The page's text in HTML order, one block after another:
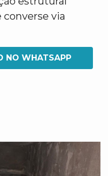
converse via
NO WHATSAPP